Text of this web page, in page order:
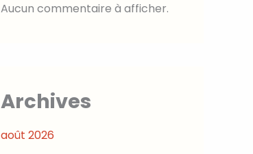
Aucun commentaire à afficher.
Archives
août 2026